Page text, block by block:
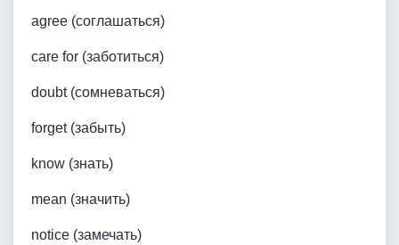
agree (соглашаться)
care for (заботиться)
doubt (сомневаться)
forget (забыть)
know (знать)
mean (значить)
notice (замечать)